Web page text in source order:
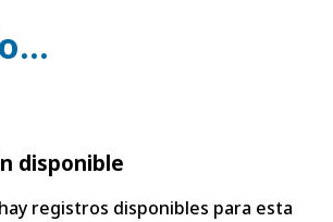
disponible
registros disponibles para esta